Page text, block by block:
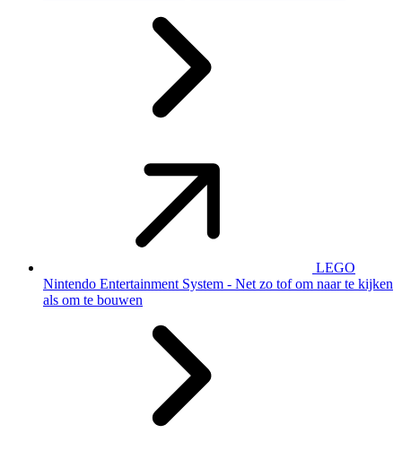
LEGO
Nintendo Entertainment System - Net zo tof om naar te kijken
als om te bouwen